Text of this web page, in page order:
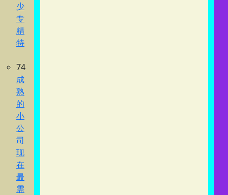
少
专
精
特
74
成
熟
的
小
公
司
现
在
最
需